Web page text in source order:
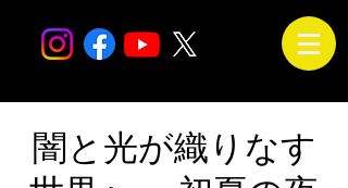
闇と光が織りなす